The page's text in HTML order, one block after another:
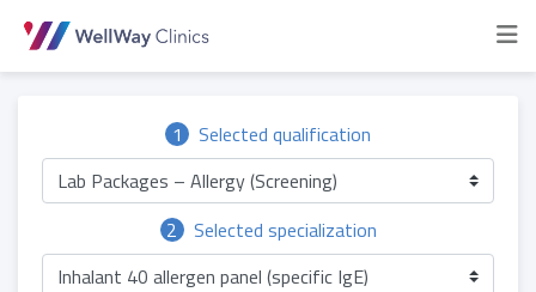
1 Selected qualification
Lab Packages – Allergy (Screening)
2
Selected specialization
Inhalant 40 allergen panel (specific IgE)